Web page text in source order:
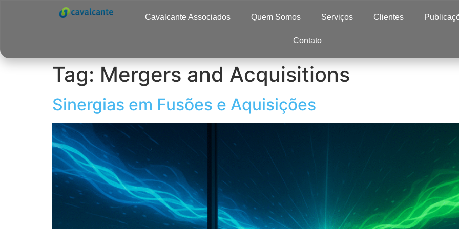
Cavalcante Associados Quem Somos Serviços Clientes
Contato
Tag: Mergers and Acquisitions
Sinergias em Fusões e Aquisições